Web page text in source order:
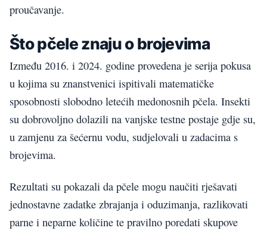
proučavanje.
Što pčele znaju o brojevima
Između 2016. i 2024. godine provedena je serija pokusa
u kojima su znanstvenici ispitivali matematičke
sposobnosti slobodno letećih medonosnih pčela. Insekti
su dobrovoljno dolazili na vanjske testne postaje gdje su,
u zamjenu za šećernu vodu, sudjelovali u zadacima s
brojevima.
Rezultati su pokazali da pčele mogu naučiti rješavati
jednostavne zadatke zbrajanja i oduzimanja, razlikovati
parne i neparne količine te pravilno poredati skupove